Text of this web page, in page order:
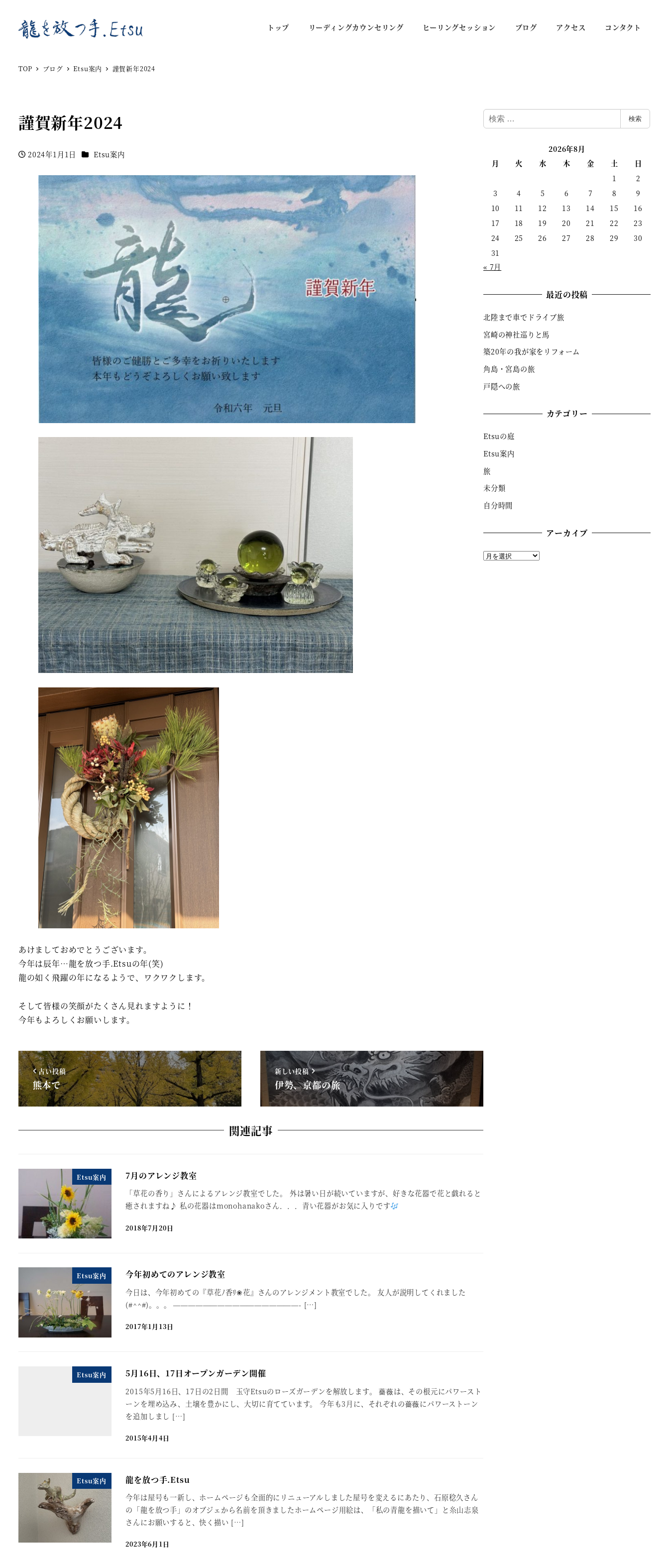
トップ リーディングカウンセリング ヒーリングセッション ブログ アクセス コンタクト
TOP ブログ Etsu案内 謹賀新年2024
謹賀新年2024
投稿日
2024年1月1日 カテゴリー
Etsu案内
あけましておめでとうございます。
今年は辰年…龍を放つ手.Etsuの年(笑)
龍の如く飛躍の年になるようで、ワクワクします。
そして皆様の笑顔がたくさん見れますように！
今年もよろしくお願いします。
古い投稿
熊本で
新しい投稿
伊勢、京都の旅
関連記事
Etsu案内 7月のアレンジ教室
「草花の香り」さんによるアレンジ教室でした。 外は暑い日が続いていますが、好きな花器で花と戯れると
癒されますね♪ 私の花器はmonohanakoさん．．．青い花器がお気に入りです
2018年7月20日
Etsu案内 今年初めてのアレンジ教室
今日は、今年初めての『草花ﾉ香ﾘ❀花』さんのアレンジメント教室でした。 友人が説明してくれました
(#^^#)。。。 —————————————————- […]
2017年1月13日
Etsu案内 5月16日、17日オープンガーデン開催
2015年5月16日、17日の2日間 玉守Etsuのローズガーデンを解放します。 薔薇は、その根元にパワースト
ーンを埋め込み、土壌を豊かにし、大切に育てています。 今年も3月に、それぞれの薔薇にパワーストーン
を追加しまし […]
2015年4月4日
Etsu案内 龍を放つ手.Etsu
今年は屋号も一新し、ホームページも全面的にリニューアルしました屋号を変えるにあたり、石原稔久さん
の「龍を放つ手」のオブジェから名前を頂きましたホームページ用絵は、「私の青龍を描いて」と糸山志泉
さんにお願いすると、快く描い […]
2023年6月1日
検
索
検索
2026年8月
月
火 水 木 金 土
日
1
2
3
4 5 6 7 8
9
10
11 12 13 14 15
16
17
18 19 20 21 22
23
24
25 26 27 28 29
30
31
« 7月
最近の投稿
北陸まで車でドライブ旅
宮崎の神社巡りと馬
築20年の我が家をリフォーム
角島・宮島の旅
戸隠への旅
カテゴリー
Etsuの庭
Etsu案内
旅
未分類
自分時間
アーカイブ
ア